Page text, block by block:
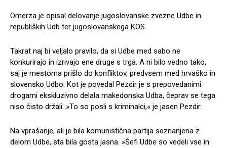
Omerza je opisal delovanje jugoslovanske zvezne Udbe in
republiških Udb ter jugoslovanskega KOS.
Takrat naj bi veljalo pravilo, da si Udbe med sabo ne
konkurirajo in izrivajo ene druge s trga. A ni bilo vedno tako,
saj je mestoma prišlo do konfliktov, predvsem med hrvaško in
slovensko Udbo. Kot je povedal Pezdir je s prepovedanimi
drogami ekskluzivno delala makedonska Udba, čeprav se tega
niso čisto držali. »To so posli s kriminalci,« je jasen Pezdir.
Na vprašanje, ali je bila komunistična partija seznanjena z
delom Udbe, sta bila gosta jasna. »Šefi Udbe so vedeli vse in